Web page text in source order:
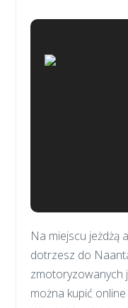
Na miejscu jeżdżą
dotrzesz do
zmotoryzowanych
można kupić